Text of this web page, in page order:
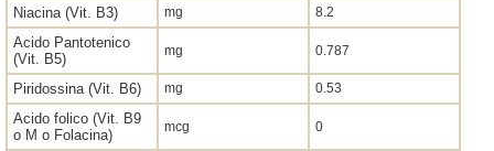
Niacina (Vit. B3) mg 8.2
Acido Pantotenico
(Vit. B5)
mg 0.787
Piridossina (Vit. B6) mg 0.53
Acido folico (Vit. B9
o M o Folacina)
mcg 0